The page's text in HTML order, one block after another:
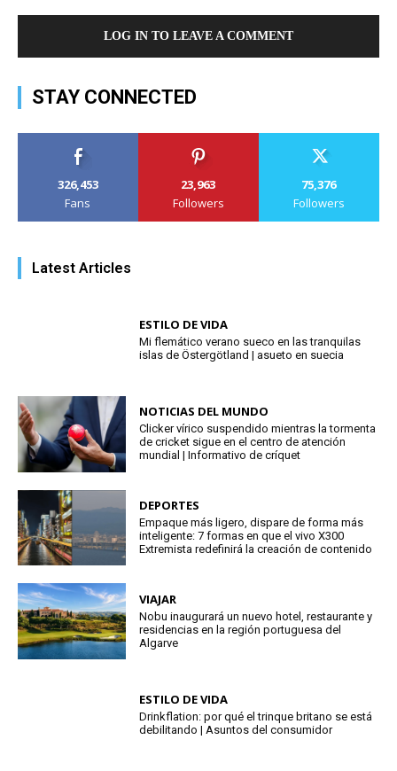
LOG IN TO LEAVE A COMMENT
STAY CONNECTED
326,453
Fans
23,963
Followers
75,376
Followers
Latest Articles
ESTILO DE VIDA
Mi flemático verano sueco en las tranquilas
islas de Östergötland | asueto en suecia
NOTICIAS DEL MUNDO
Clicker vírico suspendido mientras la tormenta
de cricket sigue en el centro de atención
mundial | Informativo de críquet
DEPORTES
Empaque más ligero, dispare de forma más
inteligente: 7 formas en que el vivo X300
Extremista redefinirá la creación de contenido
VIAJAR
Nobu inaugurará un nuevo hotel, restaurante y
residencias en la región portuguesa del
Algarve
ESTILO DE VIDA
Drinkflation: por qué el trinque britano se está
debilitando | Asuntos del consumidor